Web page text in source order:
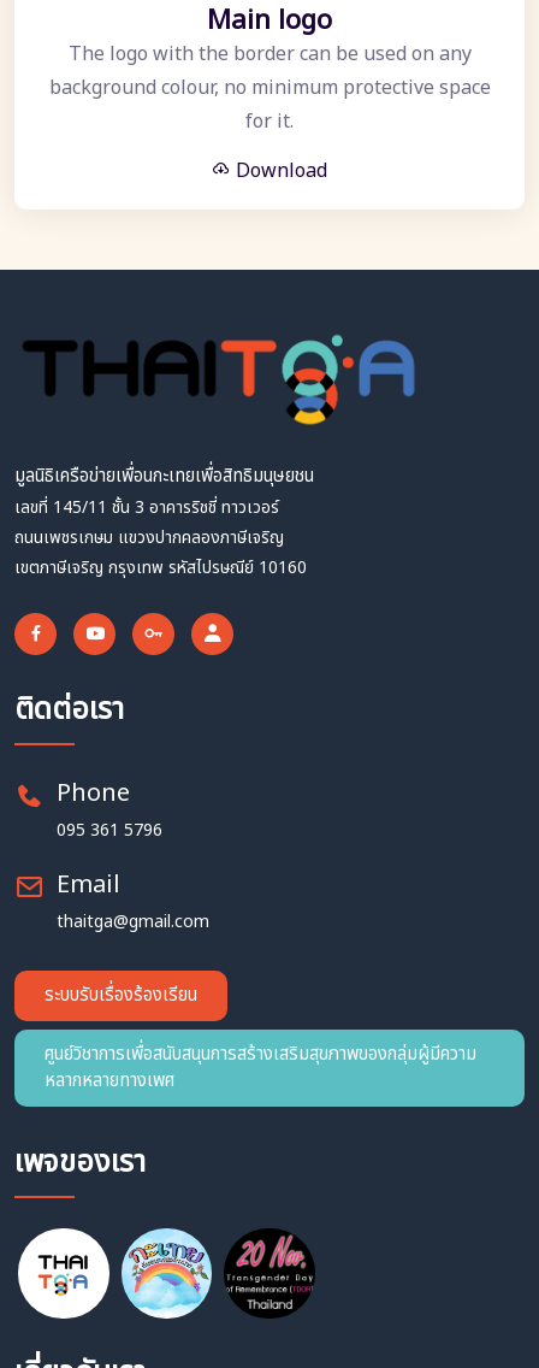
Main logo
The logo with the border can be used on any
background colour, no minimum protective space
for it.
Download
มูลนิธิเครือข่ายเพื่อนกะเทยเพื่อสิทธิมนุษยชน
เลขที่ 145/11 ชั้น 3 อาคารริชชี่ ทาวเวอร์
ถนนเพชรเกษม แขวงปากคลองภาษีเจริญ
เขตภาษีเจริญ กรุงเทพ รหัสไปรษณีย์ 10160
ติดต่อเรา
Phone
095 361 5796
Email
thaitga@gmail.com
ระบบรับเรื่องร้องเรียน
ศูนย์วิชาการเพื่อสนับสนุนการสร้างเสริมสุขภาพของกลุ่มผู้มีความ
หลากหลายทางเพศ
เพจของเรา